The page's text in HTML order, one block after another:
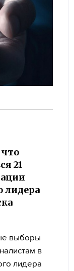
21
лидера
выборы
в
лидера